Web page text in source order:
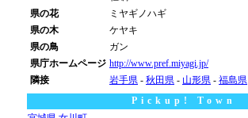
県の花
ミヤギノハギ
県の木
ケヤキ
県の鳥
ガン
県庁ホームページ http://www.pref.miyagi.jp/
隣接
岩手県 - 秋田県 - 山形県 - 福島県
Pickup! Town